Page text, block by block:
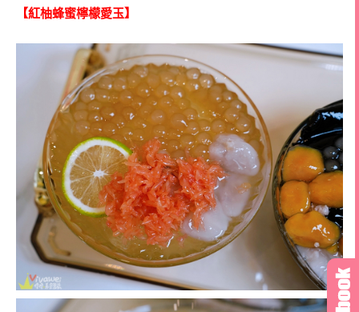
【紅柚蜂蜜檸檬愛玉】